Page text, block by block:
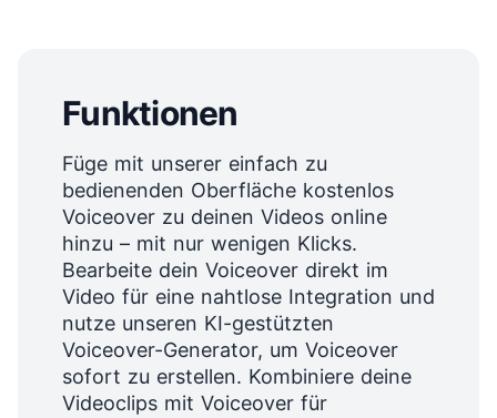
Funktionen
Füge mit unserer einfach zu
bedienenden Oberfläche kostenlos
Voiceover zu deinen Videos online
hinzu – mit nur wenigen Klicks.
Bearbeite dein Voiceover direkt im
Video für eine nahtlose Integration und
nutze unseren KI-gestützten
Voiceover-Generator, um Voiceover
sofort zu erstellen. Kombiniere deine
Videoclips mit Voiceover für